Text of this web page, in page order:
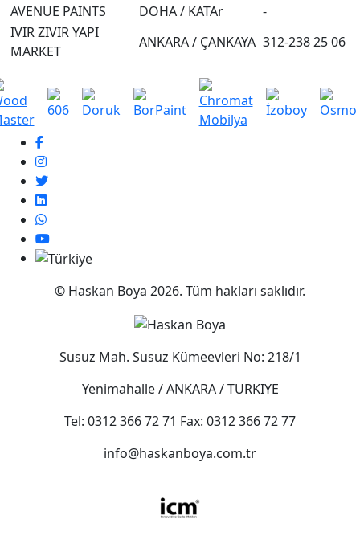
AVENUE PAINTS
DOHA / KATAr
-
IVIR ZIVIR YAPI
MARKET
ANKARA / ÇANKAYA 312-238 25 06
© Haskan Boya 2026. Tüm hakları saklıdır.
Susuz Mah. Susuz Kümeevleri No: 218/1
Yenimahalle / ANKARA / TURKIYE
Tel: 0312 366 72 71 Fax: 0312 366 72 77
info@haskanboya.com.tr